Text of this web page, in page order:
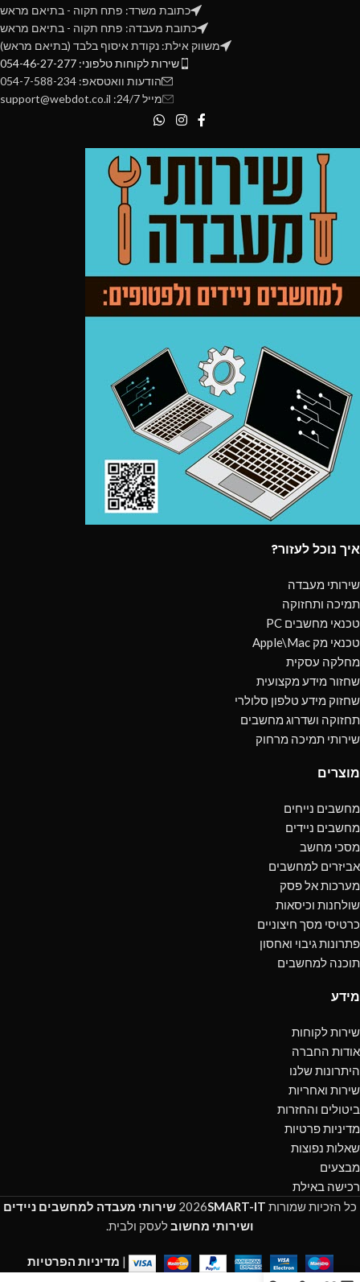
כתובת משרד: פתח תקוה - בתיאם מראש
כתובת מעבדה: פתח תקוה - בתיאם מראש
משווק אילת: נקודת איסוף בלבד (בתיאם מראש)
שירות לקוחות טלפוני: 054-46-27-277
הודעות וואטסאפ: 054-7-588-234
מייל 24/7: support@webdot.co.il
איך נוכל לעזור?
שירותי מעבדה
תמיכה ותחזוקה
טכנאי מחשבים PC
טכנאי מק Apple\Mac
מחלקה עסקית
שחזור מידע מקצועית
שחזוק מידע טלפון סלולרי
תחזוקה ושדרוג מחשבים
שירותי תמיכה מרחוק
מוצרים
מחשבים נייחים
מחשבים ניידים
מסכי מחשב
אביזרים למחשבים
מערכות אל פסק
שולחנות וכיסאות
כרטיסי מסך חיצוניים
פתרונות גיבוי ואחסון
תוכנה למחשבים
מידע
שירות לקוחות
אודות החברה
היתרונות שלנו
שירות ואחריות
ביטולים והחזרות
מדיניות פרטיות
שאלות נפוצות
מבצעים
רכישה באילת
כל הזכיות שמורות
2026SMART-IT
שירותי מעבדה למחשבים ניידים
ושירותי מחשובלעסק ולבית.
| מדיניות הפרטיות